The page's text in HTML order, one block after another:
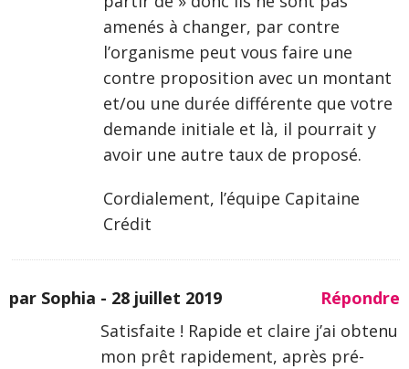
amenés à changer, par contre
l’organisme peut vous faire une
contre proposition avec un montant
et/ou une durée différente que votre
demande initiale et là, il pourrait y
avoir une autre taux de proposé.
Cordialement, l’équipe Capitaine
Crédit
par Sophia - 28 juillet 2019
Répondre
Satisfaite ! Rapide et claire j’ai obtenu
mon prêt rapidement, après pré-